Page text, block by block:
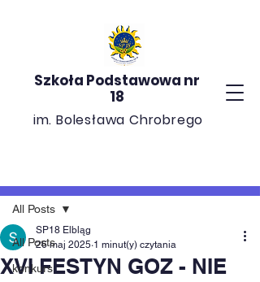
Szkoła Podstawowa nr
18
im. Bolesława Chrobrego
All Posts
konkurs
All Posts
XVI FESTYN GOZ - NIE
SP18 Elbląg
26 maj 2025 1 minut(y) czytania